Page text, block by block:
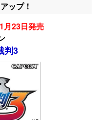
ップ！
月23日発売
判3